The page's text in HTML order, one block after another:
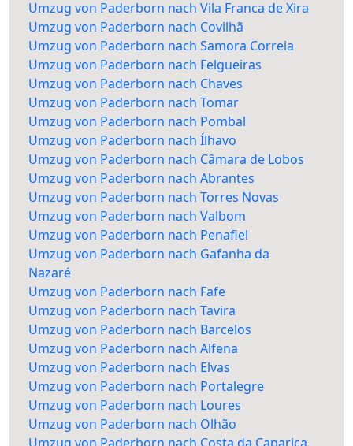
Umzug von Paderborn nach Vila Franca de Xira
Umzug von Paderborn nach Covilhã
Umzug von Paderborn nach Samora Correia
Umzug von Paderborn nach Felgueiras
Umzug von Paderborn nach Chaves
Umzug von Paderborn nach Tomar
Umzug von Paderborn nach Pombal
Umzug von Paderborn nach Ílhavo
Umzug von Paderborn nach Câmara de Lobos
Umzug von Paderborn nach Abrantes
Umzug von Paderborn nach Torres Novas
Umzug von Paderborn nach Valbom
Umzug von Paderborn nach Penafiel
Umzug von Paderborn nach Gafanha da
Nazaré
Umzug von Paderborn nach Fafe
Umzug von Paderborn nach Tavira
Umzug von Paderborn nach Barcelos
Umzug von Paderborn nach Alfena
Umzug von Paderborn nach Elvas
Umzug von Paderborn nach Portalegre
Umzug von Paderborn nach Loures
Umzug von Paderborn nach Olhão